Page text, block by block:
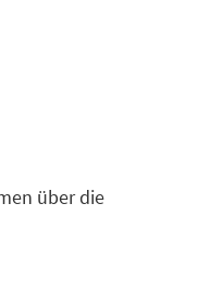
über die